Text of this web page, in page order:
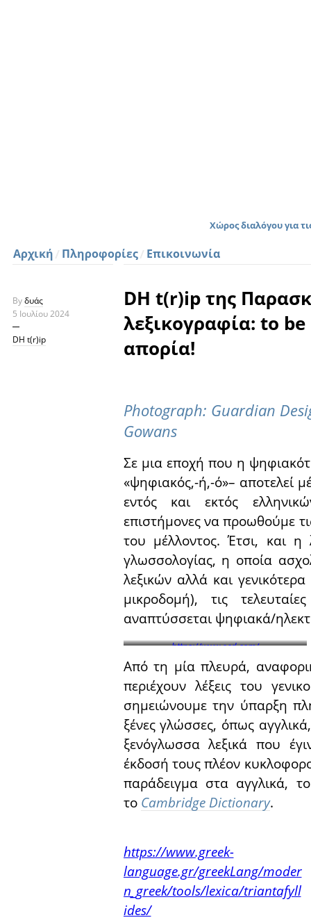
Χώρος διαλόγου για
Αρχική Πληροφορίες Επικοινωνία
Byδυάς
5 Ιουλίου 2024
DH t(r)ip
DH t(r)ip της
λεξικογραφία: to
απορία!
Photograph: Guardian
Gowans
Σε μια εποχή που η
«ψηφιακός,-ή,-ό»– αποτελεί
εντός και εκτός
επιστήμονες να προωθούμε
του μέλλοντος. Έτσι, και η
γλωσσολογίας, η οποία
λεξικών αλλά και
μικροδομή), τις
αναπτύσσεται ψηφιακά/
https://www.oed.com/
Από τη μία πλευρά,
περιέχουν λέξεις του
σημειώνουμε την ύπαρξη
ξένες γλώσσες, όπως
ξενόγλωσσα λεξικά που
έκδοσή τους πλέον
παράδειγμα στα αγγλικά,
το Cambridge Dictionary.
https://www.greek-
language.gr/greekLang/moder
n_greek/tools/lexica/triantafyll
ides/